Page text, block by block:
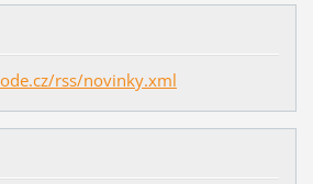
rss/novinky.xml